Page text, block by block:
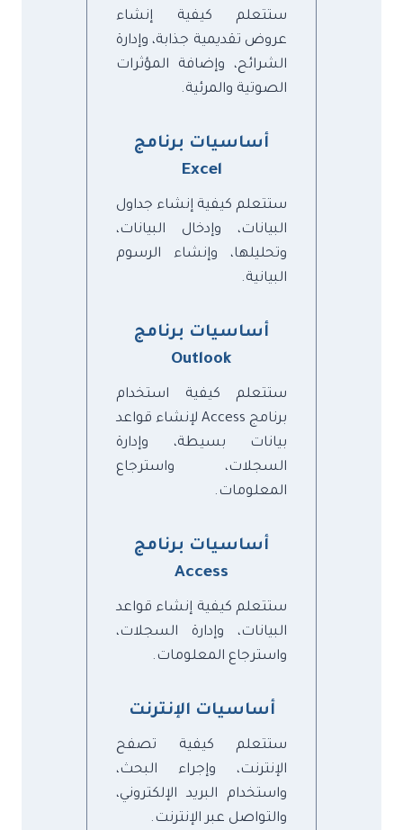
ستتعلم كيفية إنشاء
عروض تقديمية جذابة، وإدارة
الشرائح، وإضافة المؤثرات
الصوتية والمرئية.
أساسيات برنامج
Excel
ستتعلم كيفية إنشاء جداول
البيانات، وإدخال البيانات،
وتحليلها، وإنشاء الرسوم
البيانية.
أساسيات برنامج
Outlook
ستتعلم كيفية استخدام
برنامج Access لإنشاء قواعد
بيانات بسيطة، وإدارة
السجلات، واسترجاع
المعلومات.
أساسيات برنامج
Access
ستتعلم كيفية إنشاء قواعد
البيانات، وإدارة السجلات،
واسترجاع المعلومات.
أساسيات الإنترنت
ستتعلم كيفية تصفح
الإنترنت، وإجراء البحث،
واستخدام البريد الإلكتروني،
والتواصل عبر الإنترنت.